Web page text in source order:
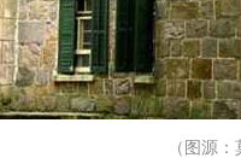
（图源